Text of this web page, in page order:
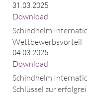
31.03.2025
Download
Schindhelm
Wettbewerbsvorteil
04.03.2025
Download
Schindhelm
Schlüssel zur